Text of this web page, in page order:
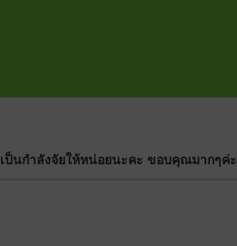
ป็นกำลังจัยให้หน่อยนะคะ ขอบคุณมากๆค่ะ